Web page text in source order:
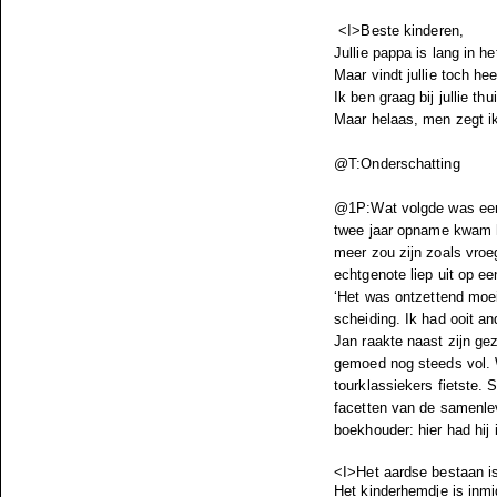
<I>Beste kinderen,
Jullie pappa is lang in
Maar vindt jullie toch
Ik ben graag bij jullie
Maar helaas, men zegt
@T:Onderschatting
@1P:Wat volgde was
twee jaar opname
meer zou zijn zoals
echtgenote liep uit op
‘Het was ontzettend
scheiding. Ik had ooit
Jan raakte naast zijn
gemoed nog steeds
tourklassiekers fietste.
facetten van de
boekhouder: hier had
<I>Het aardse bestaan
Het kinderhemdje is